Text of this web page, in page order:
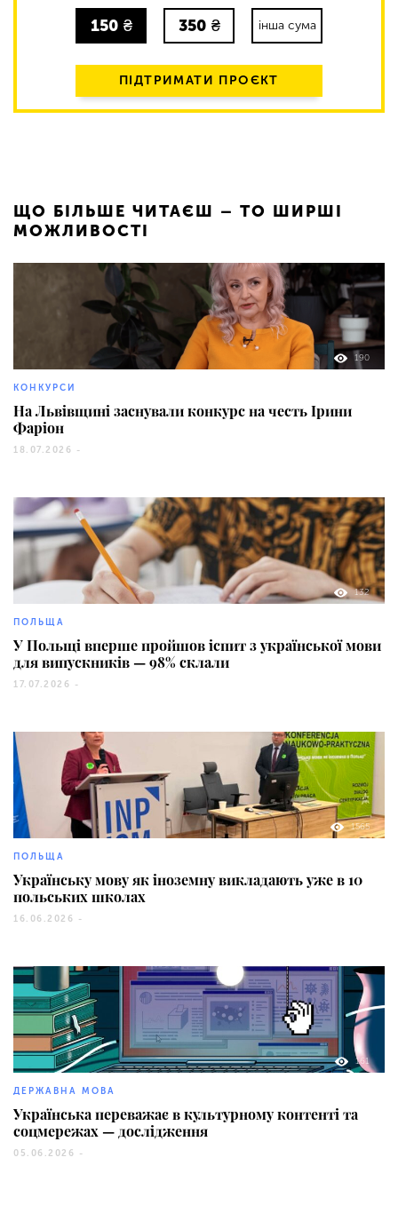
150 ₴ 350 ₴ інша сума
ПІДТРИМАТИ ПРОЄКТ
ЩО БІЛЬШЕ ЧИТАЄШ – ТО ШИРШІ
МОЖЛИВОСТІ
190
КОНКУРСИ
На Львівщині заснували конкурс на честь Ірини
Фаріон
18.07.2026 -
132
ПОЛЬЩА
У Польщі вперше пройшов іспит з української мови
для випускників — 98% склали
17.07.2026 -
1565
ПОЛЬЩА
Українську мову як іноземну викладають уже в 10
польських школах
16.06.2026 -
161
ДЕРЖАВНА МОВА
Українська переважає в культурному контенті та
соцмережах — дослідження
05.06.2026 -